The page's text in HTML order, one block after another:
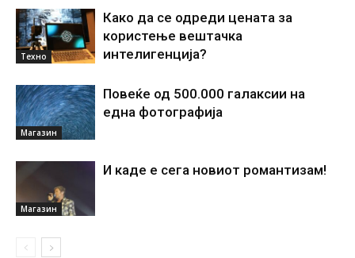
Техно
Како да се одреди цената за
користење вештачка
интелигенциjа?
Магазин
Повеќе од 500.000 галаксии на
една фотографија
Магазин
И каде е сега новиот романтизам!